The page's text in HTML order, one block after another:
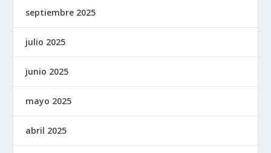
septiembre 2025
julio 2025
junio 2025
mayo 2025
abril 2025